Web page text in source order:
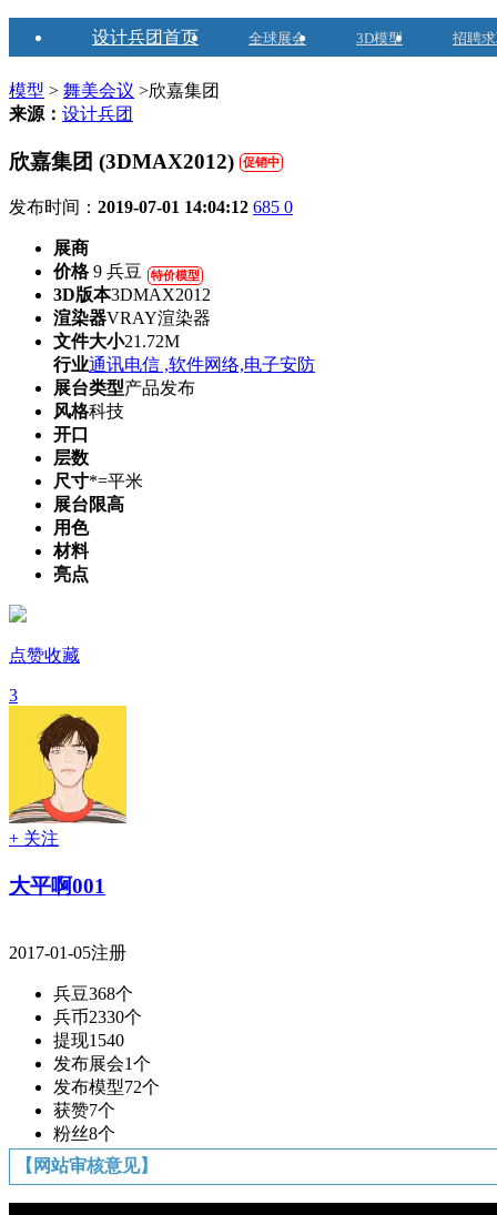
设计兵团首页 全球展会 3D模型 招聘
模型 > 舞美会议 >欣嘉集团
来源： 设计兵团
欣嘉集团 (3DMAX2012) 促销中
发布时间： 2019-07-01 14:04:12 685 0
展商
价格9 兵豆 特价模型
3D版本3DMAX2012
渲染器VRAY渲染器
文件大小21.72M
行业通讯电信 ,软件网络,电子安防
展台类型产品发布
风格科技
开口
层数
尺寸*=平米
展台限高
用色
材料
亮点
点赞收藏
3
+ 关注
大平啊001
2017-01-05注册
兵豆368个
兵币2330个
提现1540
发布展会1个
发布模型72个
获赞7个
粉丝8个
【网站审核意见】